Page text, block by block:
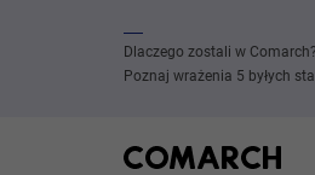
Dlaczego zostali w
Poznaj wrażenia 5 byłych